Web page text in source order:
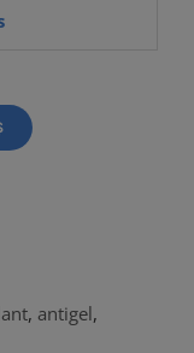
, antigel,